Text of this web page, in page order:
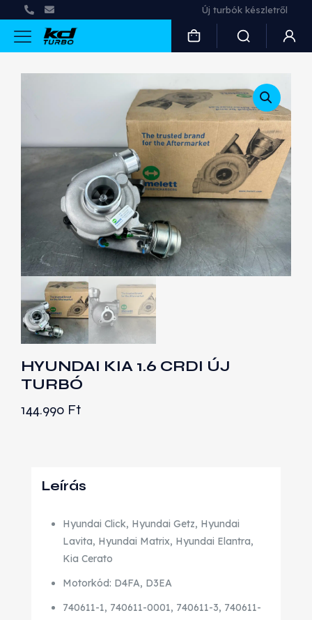
Új turbók készletről
HYUNDAI KIA 1.6 CRDI ÚJ
TURBÓ
144.990 Ft
Leírás
Hyundai Click, Hyundai Getz, Hyundai
Lavita, Hyundai Matrix, Hyundai Elantra,
Kia Cerato
Motorkód: D4FA, D3EA
740611-1, 740611-0001, 740611-3, 740611-